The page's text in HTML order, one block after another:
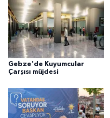
Gebze'de Kuyumcular
Çarşısı müjdesi